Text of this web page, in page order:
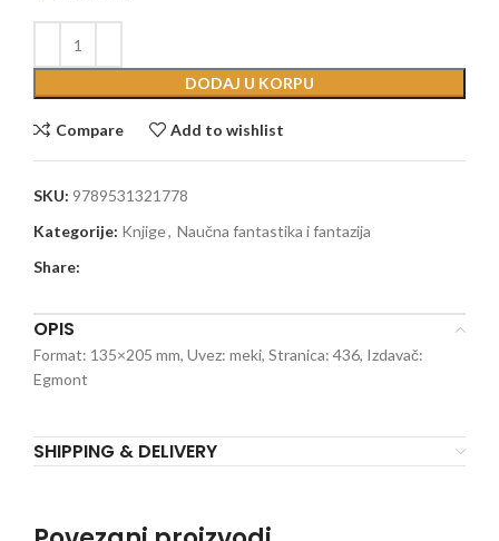
DODAJ U KORPU
Compare Add to wishlist
SKU: 9789531321778
Kategorije: Knjige, Naučna fantastika i fantazija
Share:
OPIS
Format: 135×205 mm, Uvez: meki, Stranica: 436, Izdavač:
Egmont
SHIPPING & DELIVERY